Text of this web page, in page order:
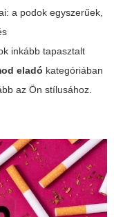
a podok egyszerűek,
inkább tapasztalt
eladó kategóriában
az Ön stílusához.